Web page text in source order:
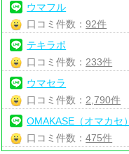
ウマフル
口コミ件数：92件
テキラボ
口コミ件数： 233件
ウマセラ
口コミ件数： 2,790件
OMAKASE（オマカセ）
口コミ件数：475件